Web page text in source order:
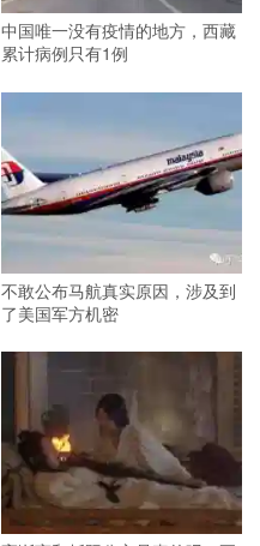
中国唯一没有疫情的地方，西藏
累计病例只有1例
不敢公布马航真实原因，涉及到
了美国军方机密